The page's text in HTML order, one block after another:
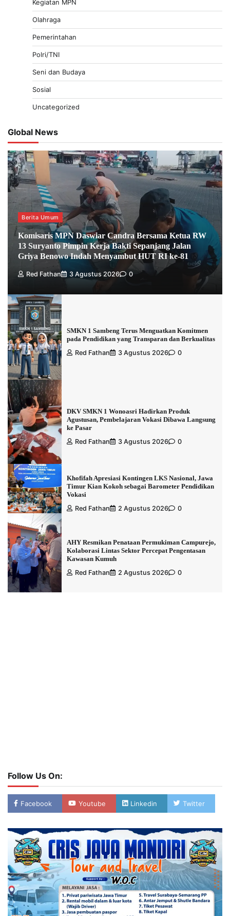
Kegiatan MPN
Olahraga
Pemerintahan
Polri/TNI
Seni dan Budaya
Sosial
Uncategorized
Global News
Berita Umum
Komisaris MPN Daswiar Candra Bersama Ketua RW
13 Suryanto Pimpin Kerja Bakti Sepanjang Jalan
Griya Benowo Indah Menyambut HUT RI ke-81
Red Fathan 3 Agustus 2026 0
SMKN 1 Sambeng Terus Menguatkan Komitmen
pada Pendidikan yang Transparan dan Berkualitas
Red Fathan
3 Agustus 2026 0
DKV SMKN 1 Wonoasri Hadirkan Produk
Agustusan, Pembelajaran Vokasi Dibawa Langsung
ke Pasar
Red Fathan
3 Agustus 2026 0
Khofifah Apresiasi Kontingen LKS Nasional, Jawa
Timur Kian Kokoh sebagai Barometer Pendidikan
Vokasi
Red Fathan
2 Agustus 2026 0
AHY Resmikan Penataan Permukiman Campurejo,
Kolaborasi Lintas Sektor Percepat Pengentasan
Kawasan Kumuh
Red Fathan
2 Agustus 2026 0
Follow Us On:
Facebook Youtube Linkedin Twitter